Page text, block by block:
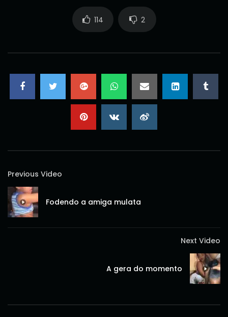
114 2
Previous Video
Fodendo a amiga mulata
Next Video
A gera do momento